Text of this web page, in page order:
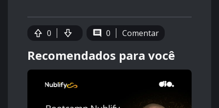
0 0 Comentar
Recomendados para você